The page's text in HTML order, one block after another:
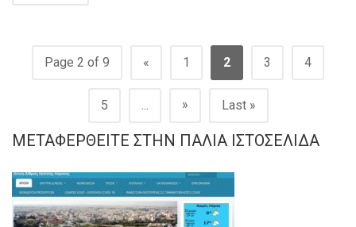
Page 2 of 9 « 1 2 3 4
5 ... » Last »
ΜΕΤΑΦΕΡΘΕΊΤΕ ΣΤΗΝ ΠΑΛΙΆ ΙΣΤΟΣΕΛΊΔΑ